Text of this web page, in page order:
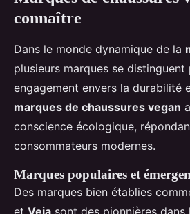
connaître
Dans le monde dynamique de la
plusieurs marques se distinguent
engagement envers la durabilité
marques de chaussures vegan
conscience écologique,
consommateurs modernes.
Marques populaires et
Des marques bien établies